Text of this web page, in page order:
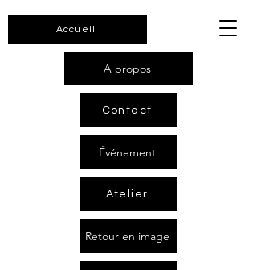
Accueil
A propos
Contact
Événement
Atelier
Retour en image